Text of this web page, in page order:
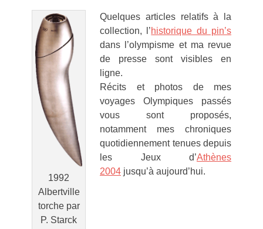
1992
Albertville
torche par
P. Starck
Quelques articles relatifs à la
collection, l’historique du pin’s
dans l’olympisme et ma revue
de presse sont visibles en
ligne.
Récits et photos de mes
voyages Olympiques passés
vous sont proposés,
notamment mes chroniques
quotidiennement tenues depuis
les Jeux d’Athènes
2004 jusqu’à aujourd’hui.